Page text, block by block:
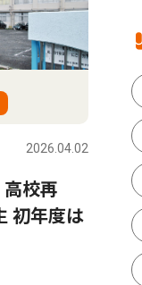
2026.04.02
校再
初年度は
青
5月
飯
た